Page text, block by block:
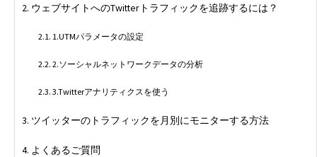
ウェブサイトへのTwitterトラフィックを追跡するには？
1.UTMパラメータの設定
2.ソーシャルネットワークデータの分析
3.Twitterアナリティクスを使う
ツイッターのトラフィックを月別にモニターする方法
よくあるご質問